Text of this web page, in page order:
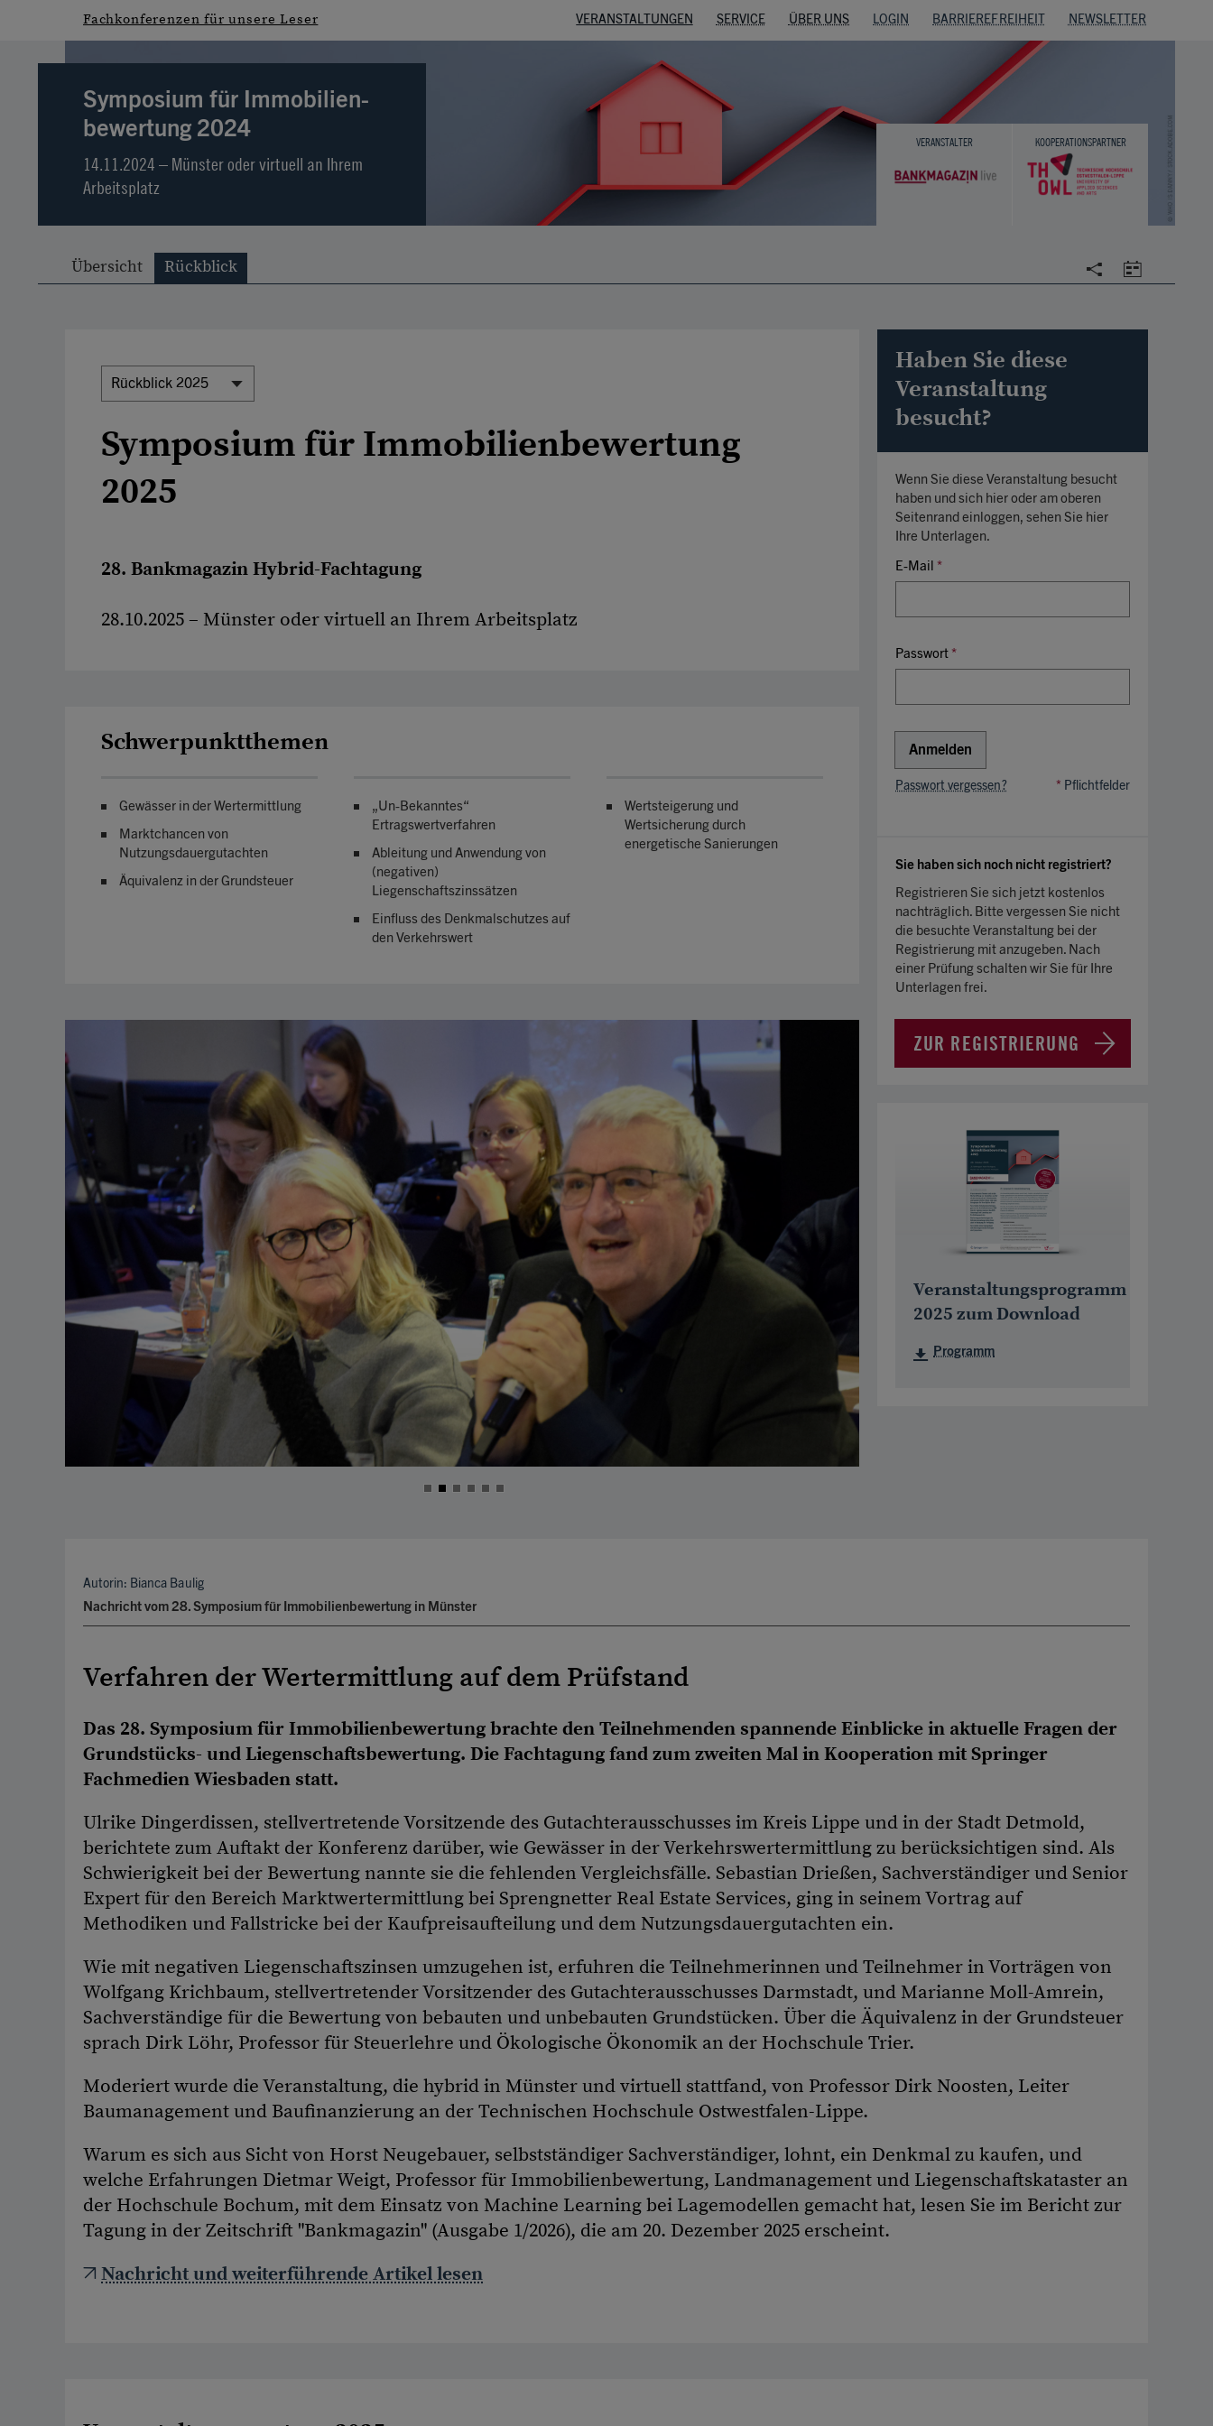
Fachkonferenzen für unsere Leser LOGIN BARRIEREFREIHEIT NEWSLETTER
VERANSTALTUNGEN SERVICE ÜBER UNS
Symposium für Immobilien­
bewertung 2024
14.11.2024 – Münster oder virtuell an Ihrem
Arbeitsplatz
VERANSTALTER KOOPERATIONSPARTNER
Übersicht Rückblick Calendar
Social
Rückblick 2025
Symposium für Immobilienbewertung
2025
28. Bankmagazin Hybrid-Fachtagung
28.10.2025 – Münster oder virtuell an Ihrem Arbeitsplatz
Schwerpunktthemen
Gewässer in der Wertermittlung
Marktchancen von
Nutzungsdauergutachten
Äquivalenz in der Grundsteuer
„Un-Bekanntes“
Ertragswertverfahren
Ableitung und Anwendung von
(negativen)
Liegenschaftszinssätzen
Einfluss des Denkmalschutzes auf
den Verkehrswert
Wertsteigerung und
Wertsicherung durch
energetische Sanierungen
Haben Sie diese
Veranstaltung
besucht?
Wenn Sie diese Veranstaltung besucht
haben und sich hier oder am oberen
Seitenrand einloggen, sehen Sie hier
Ihre Unterlagen.
E-Mail *
Passwort *
Anmelden
Passwort vergessen? * Pflichtfelder
Sie haben sich noch nicht registriert?
Registrieren Sie sich jetzt kostenlos
nachträglich. Bitte vergessen Sie nicht
die besuchte Veranstaltung bei der
Registrierung mit anzugeben. Nach
einer Prüfung schalten wir Sie für Ihre
Unterlagen frei.
ZUR REGISTRIERUNG
Veranstaltungsprogramm
2025 zum Download
Programm
Autorin: Bianca Baulig
Nachricht vom 28. Symposium für Immobilienbewertung in Münster
Verfahren der Wertermittlung auf dem Prüfstand
Das 28. Symposium für Immobilienbewertung brachte den Teilnehmenden spannende Einblicke in aktuelle Fragen der
Grundstücks- und Liegenschaftsbewertung. Die Fachtagung fand zum zweiten Mal in Kooperation mit Springer
Fachmedien Wiesbaden statt.
Ulrike Dingerdissen, stellvertretende Vorsitzende des Gutachterausschusses im Kreis Lippe und in der Stadt Detmold,
berichtete zum Auftakt der Konferenz darüber, wie Gewässer in der Verkehrswertermittlung zu berücksichtigen sind. Als
Schwierigkeit bei der Bewertung nannte sie die fehlenden Vergleichsfälle. Sebastian Drießen, Sachverständiger und Senior
Expert für den Bereich Marktwertermittlung bei Sprengnetter Real Estate Services, ging in seinem Vortrag auf
Methodiken und Fallstricke bei der Kaufpreisaufteilung und dem Nutzungsdauergutachten ein.
Wie mit negativen Liegenschaftszinsen umzugehen ist, erfuhren die Teilnehmerinnen und Teilnehmer in Vorträgen von
Wolfgang Krichbaum, stellvertretender Vorsitzender des Gutachterausschusses Darmstadt, und Marianne Moll-Amrein,
Sachverständige für die Bewertung von bebauten und unbebauten Grundstücken. Über die Äquivalenz in der Grundsteuer
sprach Dirk Löhr, Professor für Steuerlehre und Ökologische Ökonomik an der Hochschule Trier.
Moderiert wurde die Veranstaltung, die hybrid in Münster und virtuell stattfand, von Professor Dirk Noosten, Leiter
Baumanagement und Baufinanzierung an der Technischen Hochschule Ostwestfalen-Lippe.
Warum es sich aus Sicht von Horst Neugebauer, selbstständiger Sachverständiger, lohnt, ein Denkmal zu kaufen, und
welche Erfahrungen Dietmar Weigt, Professor für Immobilienbewertung, Landmanagement und Liegenschaftskataster an
der Hochschule Bochum, mit dem Einsatz von Machine Learning bei Lagemodellen gemacht hat, lesen Sie im Bericht zur
Tagung in der Zeitschrift "Bankmagazin" (Ausgabe 1/2026), die am 20. Dezember 2025 erscheint.
Nachricht und weiterführende Artikel lesen